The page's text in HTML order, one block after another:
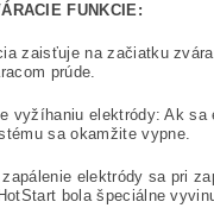
FUNKCIE:
zaisťuje na začiatku
prúde.
vyžíhaniu elektródy: Ak
sa okamžite vypne.
elektródy sa pri
bola špeciálne